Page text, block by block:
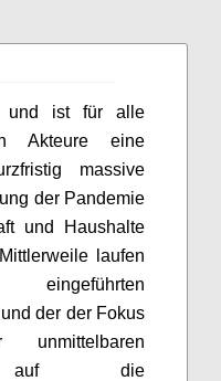
und ist für alle
Akteure eine
massive
der Pandemie
und Haushalte
laufen
der der Fokus
unmittelbaren
auf die